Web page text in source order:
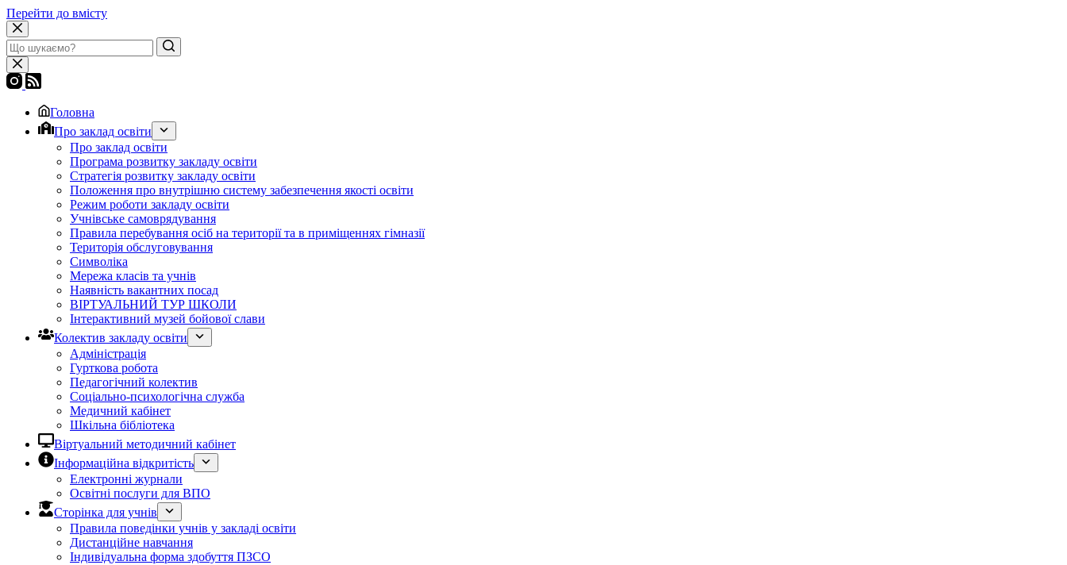
Перейти до вмісту
Головна
Про заклад освіти
Про заклад освіти
Програма розвитку закладу освіти
Стратегія розвитку закладу освіти
Положення про внутрішню систему забезпечення якості освіти
Режим роботи закладу освіти
Учнівське самоврядування
Правила перебування осіб на території та в приміщеннях гімназії
Територія обслуговування
Символіка
Мережа класів та учнів
Наявність вакантних посад
ВІРТУАЛЬНИЙ ТУР ШКОЛИ
Інтерактивний музей бойової слави
Колектив закладу освіти
Адміністрація
Гурткова робота
Педагогічний колектив
Соціально-психологічна служба
Медичний кабінет
Шкільна бібліотека
Віртуальний методичний кабінет
Інформаційна відкритість
Електронні журнали
Освітні послуги для ВПО
Сторінка для учнів
Правила поведінки учнів у закладі освіти
Дистанційне навчання
Індивідуальна форма здобуття ПЗСО